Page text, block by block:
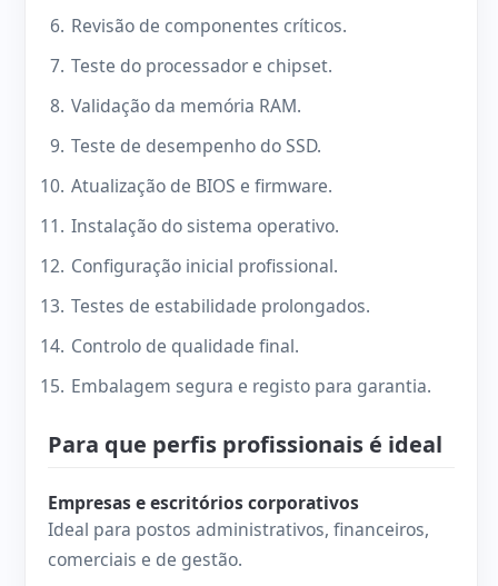
Revisão de componentes críticos.
Teste do processador e chipset.
Validação da memória RAM.
Teste de desempenho do SSD.
Atualização de BIOS e firmware.
Instalação do sistema operativo.
Configuração inicial profissional.
Testes de estabilidade prolongados.
Controlo de qualidade final.
Embalagem segura e registo para garantia.
Para que perfis profissionais é ideal
Empresas e escritórios corporativos
Ideal para postos administrativos, financeiros,
comerciais e de gestão.